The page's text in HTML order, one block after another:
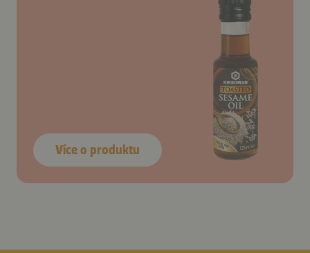
Více o produktu